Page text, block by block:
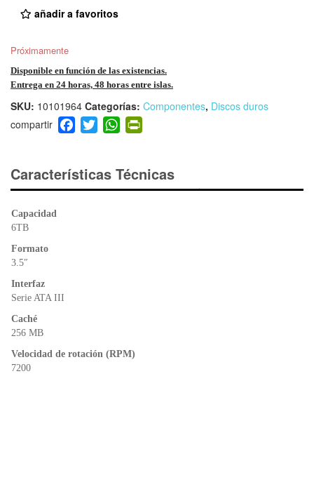
añadir a favoritos
Próximamente
Disponible en función de las existencias.
Entrega en 24 horas, 48 horas entre islas.
SKU: 10101964 Categorías: Componentes, Discos duros
F
a
e
b
T
wi
er
W
h
s
A
ri
e
Características Técnicas
Capacidad
6TB
Formato
3.5″
Interfaz
Serie ATA III
Caché
256 MB
Velocidad de rotación (RPM)
7200